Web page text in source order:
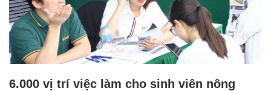
6.000 vị trí việc làm cho sinh viên nông